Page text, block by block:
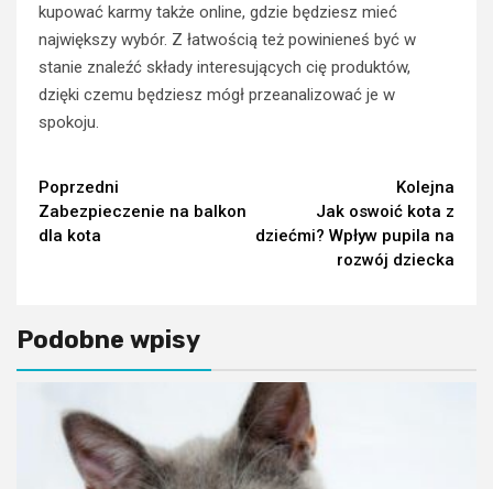
kupować karmy także online, gdzie będziesz mieć
największy wybór. Z łatwością też powinieneś być w
stanie znaleźć składy interesujących cię produktów,
dzięki czemu będziesz mógł przeanalizować je w
spokoju.
Continue
Reading
Poprzedni
Zabezpieczenie na balkon
dla kota
Kolejna
Jak oswoić kota z
dziećmi? Wpływ pupila na
rozwój dziecka
Podobne wpisy